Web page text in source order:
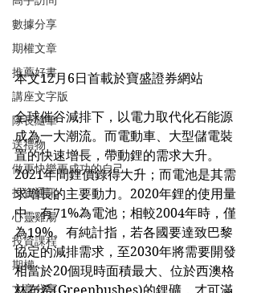
數據分享
期權文章
推薦好書
講座文字版
隊長隨筆
送禮物
做更快樂更成功的自己
投資通訊
心靈雞湯
投資課程
期權
文章分享
本文12月6日首載於寶盛證券網站
全球催谷減排下，以電力取代化石能源
成為一大潮流。而電動車、大型儲電裝
置的快速增長，帶動鋰的需求大升。
2021年間鋰價錄得大升；而電池是其需
求增長的主要動力。2020年鋰的使用量
中，有71%為電池；相較2004年時，僅
為19%。有純計指，若各國要達致巴黎
協定的減排需求，至2030年將需要開發
相當於20個現時面積最大、位於西澳格